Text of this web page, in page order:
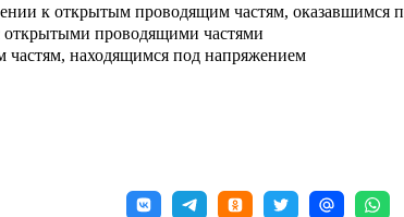
к открытым проводящим частям,
открытыми проводящими частями
частям, находящимся под напряжением